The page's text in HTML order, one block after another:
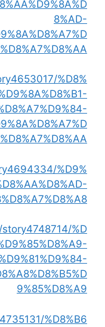
8%AD-
%D8%
%D9%
%D
9%85%D8%A9
%D8%B6